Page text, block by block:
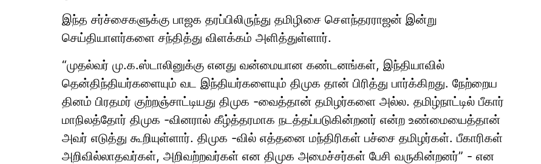
இந்த சர்ச்சைகளுக்கு பாஜக தரப்பிலிருந்து தமிழிசை சௌந்தரராஜன் இன்று
செய்தியாளர்களை சந்தித்து விளக்கம் அளித்துள்ளார்.
“முதல்வர் மு.க.ஸ்டாலினுக்கு எனது வன்மையான கண்டனங்கள், இந்தியாவில்
தென்திந்தியர்களையும் வட இந்தியர்களையும் திமுக தான் பிரித்து பார்க்கிறது. நேற்றைய
தினம் பிரதமர் குற்றஞ்சாட்டியது திமுக -வைத்தான் தமிழர்களை அல்ல. தமிழ்நாட்டில் பீகார்
மாநிலத்தோர் திமுக -வினரால் கீழ்த்தரமாக நடத்தப்படுகின்றனர் என்ற உண்மையைத்தான்
அவர் எடுத்து கூறியுள்ளார். திமுக -வில் எத்தனை மந்திரிகள் பச்சை தமிழர்கள். பீகாரிகள்
அறிவில்லாதவர்கள், அறிவற்றவர்கள் என திமுக அமைச்சர்கள் பேசி வருகின்றனர்” - என